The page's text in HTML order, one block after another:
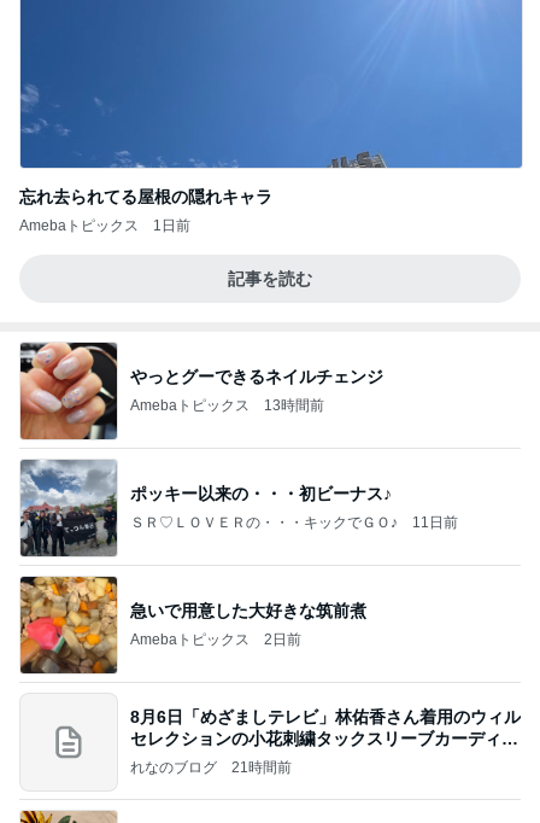
忘れ去られてる屋根の隠れキャラ
Amebaトピックス 1日前
記事を読む
やっとグーできるネイルチェンジ
Amebaトピックス 13時間前
ポッキー以来の・・・初ビーナス♪
ＳＲ♡ＬＯＶＥＲの・・・キックでＧＯ♪ 11日前
急いで用意した大好きな筑前煮
Amebaトピックス 2日前
8月6日「めざましテレビ」林佑香さん着用のウィル
セレクションの小花刺繍タックスリーブカーディガ
ン
れなのブログ 21時間前